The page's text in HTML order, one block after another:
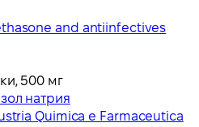
and antiinfectives
500 мг
натрия
Quimica e Farmaceutica